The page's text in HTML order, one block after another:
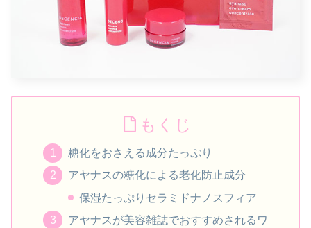
もくじ
糖化をおさえる成分たっぷり
アヤナスの糖化による老化防止成分
保湿たっぷりセラミドナノスフィア
アヤナスが美容雑誌でおすすめされるワ